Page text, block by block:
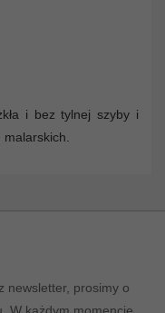
i bez tylnej szyby i
newsletter, prosimy o